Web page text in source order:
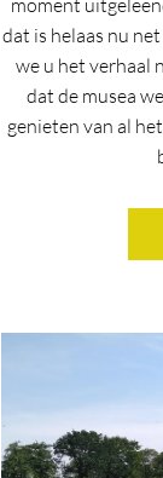
moment
dat is helaas nu
we u het verhaal
dat de musea
genieten van al